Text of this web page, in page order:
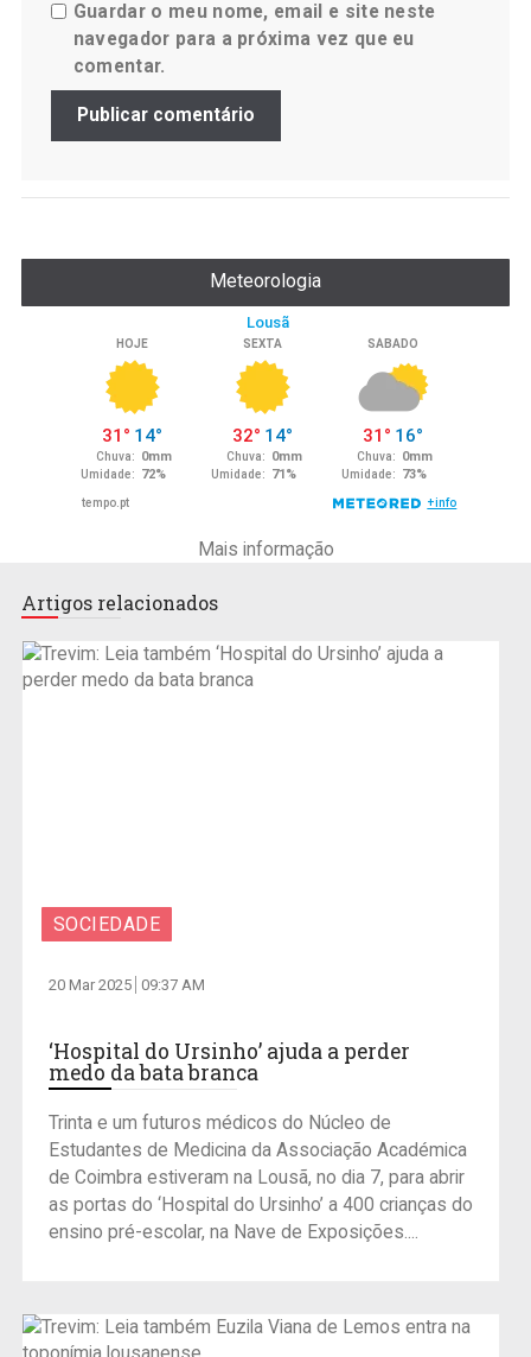
Guardar o meu nome, email e site neste
navegador para a próxima vez que eu
comentar.
Meteorologia
Mais informação
Artigos relacionados
SOCIEDADE
20 Mar 2025 09:37 AM
‘Hospital do Ursinho’ ajuda a perder
medo da bata branca
Trinta e um futuros médicos do Núcleo de
Estudantes de Medicina da Associação Académica
de Coimbra estiveram na Lousã, no dia 7, para abrir
as portas do ‘Hospital do Ursinho’ a 400 crianças do
ensino pré-escolar, na Nave de Exposições....